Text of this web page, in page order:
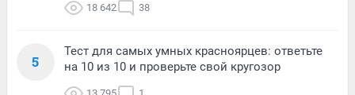
18 642 38
5
Тест для самых умных красноярцев: ответьте
на 10 из 10 и проверьте свой кругозор